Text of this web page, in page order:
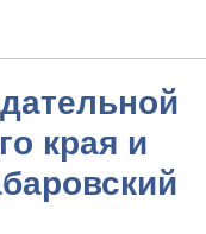
края и